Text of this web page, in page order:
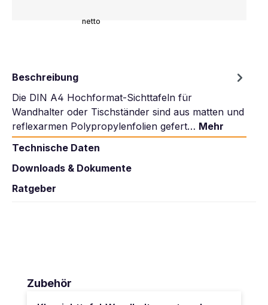
netto
Beschreibung
Die DIN A4 Hochformat-Sichttafeln für
Wandhalter oder Tischständer sind aus matten und
reflexarmen Polypropylenfolien gefert… Mehr
Technische Daten
Downloads & Dokumente
Ratgeber
Produktgalerie überspringen
Zubehör